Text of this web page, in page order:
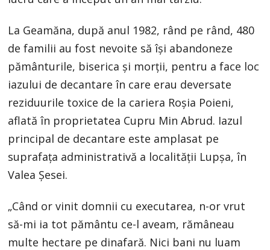
La Geamăna, după anul 1982, rând pe rând, 480
de familii au fost nevoite să îşi abandoneze
pământurile, biserica şi morţii, pentru a face loc
iazului de decantare în care erau deversate
reziduurile toxice de la cariera Roşia Poieni,
aflată în proprietatea Cupru Min Abrud. Iazul
principal de decantare este amplasat pe
suprafaţa administrativă a localităţii Lupşa, în
Valea Şesei.
„Când or vinit domnii cu executarea, n-or vrut
să-mi ia tot pământu ce-l aveam, rămâneau
multe hectare pe dinafară. Nici bani nu luam